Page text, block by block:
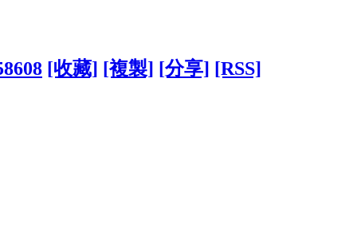
[收藏] [複製] [分享] [RSS]